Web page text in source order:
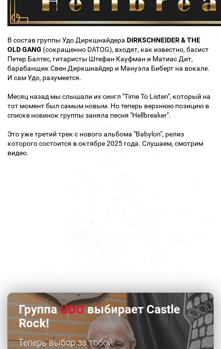
В состав группы Удо Диркшнайдера DIRKSCHNEIDER & THE
OLD GANG (сокращенно DATOG), входят, как известно, басист
Петер Балтес, гитаристы Штефан Кауфман и Матиас Дит,
барабанщик Свен Диркшнайдер и Мануэла Биберт на вокале.
И сам Удо, разумеется.
Месяц назад мы слышали их сингл "Time To Listen", который на
тот момент был самым новым. Но теперь верхнюю позицию в
списке новинок группы заняла песня "Hellbreaker".
Это уже третий трек с нового альбома "Babylon", релиз
которого состоится в октябре 2025 года. Слушаем, смотрим
видео.
ГруппаUDOвыбирает Castle
Rock!
Теперь выбор за тобой!